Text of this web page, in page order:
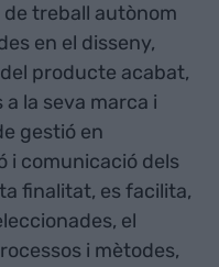
treball autònom
en el disseny,
producte acabat,
la seva marca i
gestió en
i comunicació dels
finalitat, es facilita,
el
i mètodes,